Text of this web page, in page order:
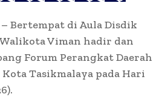
Bertempat di Aula Disdik
Viman hadir dan
Forum Perangkat Daerah
Tasikmalaya pada Hari